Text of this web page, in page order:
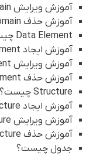
آموزش ویرایش Domain
آموزش حذف Domain
Data Element چیست؟
آموزش ایجاد Data Element
آموزش ویرایش Data Element
آموزش حذف Data Element
Structure چیست؟
آموزش ایجاد Structure
آموزش ویرایش Structure
آموزش حذف Structure
جدول چیست؟